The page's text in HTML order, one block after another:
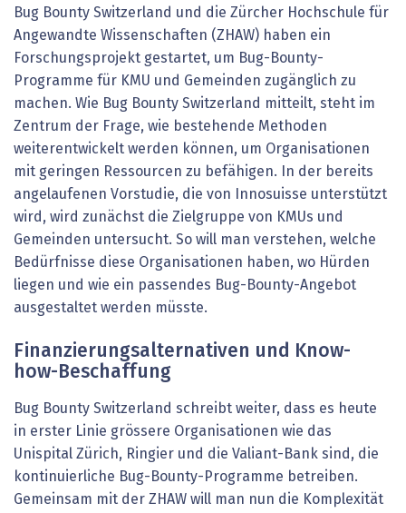
Bug Bounty Switzerland und die Zürcher Hochschule für
Angewandte Wissenschaften (ZHAW) haben ein
Forschungsprojekt gestartet, um Bug-Bounty-
Programme für KMU und Gemeinden zugänglich zu
machen. Wie Bug Bounty Switzerland mitteilt, steht im
Zentrum der Frage, wie bestehende Methoden
weiterentwickelt werden können, um Organisationen
mit geringen Ressourcen zu befähigen. In der bereits
angelaufenen Vorstudie, die von Innosuisse unterstützt
wird, wird zunächst die Zielgruppe von KMUs und
Gemeinden untersucht. So will man verstehen, welche
Bedürfnisse diese Organisationen haben, wo Hürden
liegen und wie ein passendes Bug-Bounty-Angebot
ausgestaltet werden müsste.
Finanzierungsalternativen und Know-
how-Beschaffung
Bug Bounty Switzerland schreibt weiter, dass es heute
in erster Linie grössere Organisationen wie das
Unispital Zürich, Ringier und die Valiant-Bank sind, die
kontinuierliche Bug-Bounty-Programme betreiben.
Gemeinsam mit der ZHAW will man nun die Komplexität